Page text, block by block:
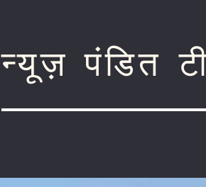
न्यूज़ पंडित